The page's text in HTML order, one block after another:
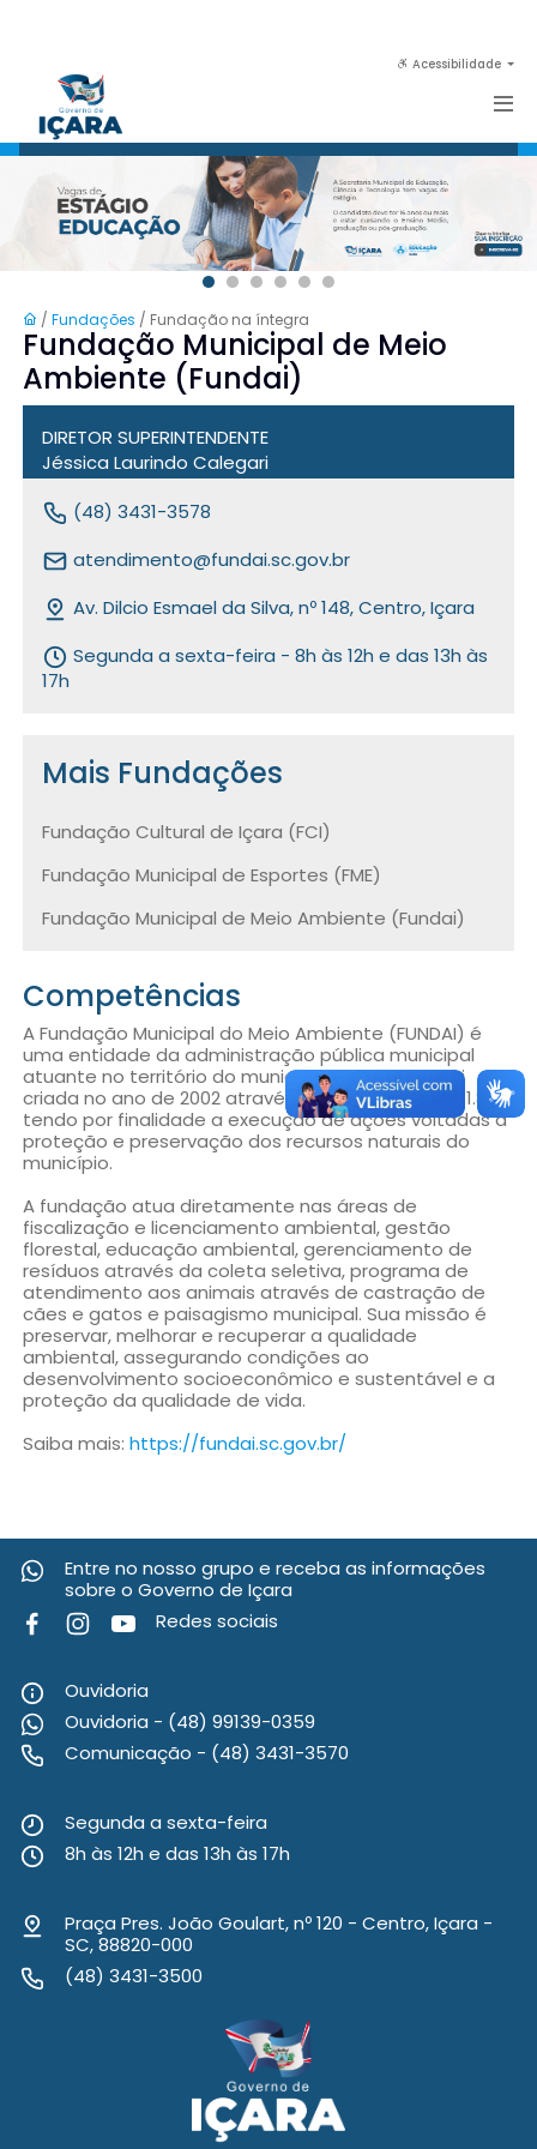
Acessibilidade
/ Fundações / Fundação na íntegra
Fundação Municipal de Meio
Ambiente (Fundai)
DIRETOR SUPERINTENDENTE
Jéssica Laurindo Calegari
(48) 3431-3578
atendimento@fundai.sc.gov.br
Av. Dilcio Esmael da Silva, nº 148, Centro, Içara
Segunda a sexta-feira - 8h às 12h e das 13h às
17h
Mais Fundações
Fundação Cultural de Içara (FCI)
Fundação Municipal de Esportes (FME)
Fundação Municipal de Meio Ambiente (Fundai)
Competências
A Fundação Municipal do Meio Ambiente (FUNDAI) é
uma entidade da administração pública municipal
atuante no território do município de Içara. Ela foi
criada no ano de 2002 através da Lei Municipal n° 1.807,
tendo por finalidade a execução de ações voltadas à
proteção e preservação dos recursos naturais do
município.
A fundação atua diretamente nas áreas de
fiscalização e licenciamento ambiental, gestão
florestal, educação ambiental, gerenciamento de
resíduos através da coleta seletiva, programa de
atendimento aos animais através de castração de
cães e gatos e paisagismo municipal. Sua missão é
preservar, melhorar e recuperar a qualidade
ambiental, assegurando condições ao
desenvolvimento socioeconômico e sustentável e a
proteção da qualidade de vida.
Saiba mais: https://fundai.sc.gov.br/
Entre no nosso grupo e receba as informações
sobre o Governo de Içara
Redes sociais
Ouvidoria
Ouvidoria - (48) 99139-0359
Comunicação - (48) 3431-3570
Segunda a sexta-feira
8h às 12h e das 13h às 17h
Praça Pres. João Goulart, nº 120 - Centro, Içara -
SC, 88820-000
(48) 3431-3500